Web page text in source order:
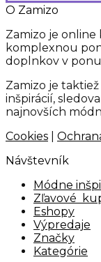
O Zamizo
Zamizo je online
komplexnou
doplnkov v
Zamizo je
inšpirácií,
najnovších
Cookies
Návštevník
Módne
Zľavové
Eshopy
Výpredaje
Značky
Kategórie